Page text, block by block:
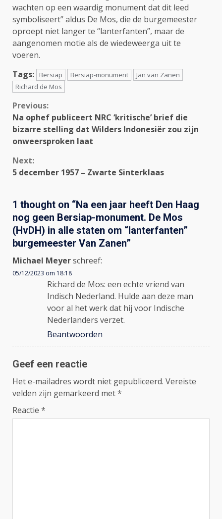
wachten op een waardig monument dat dit leed
symboliseert” aldus De Mos, die de burgemeester
oproept niet langer te “lanterfanten”, maar de
aangenomen motie als de wiedeweerga uit te
voeren.
Tags:
Bersiap Bersiap-monument
Jan van Zanen
Richard de Mos
Continue
Reading
Previous:
Na ophef publiceert NRC ‘kritische’ brief die
bizarre stelling dat Wilders Indonesiër zou zijn
onweersproken laat
Next:
5 december 1957 – Zwarte Sinterklaas
1 thought on “Na een jaar heeft Den Haag
nog geen Bersiap-monument. De Mos
(HvDH) in alle staten om “lanterfanten”
burgemeester Van Zanen”
Michael Meyerschreef:
05/12/2023 om 18:18
Richard de Mos: een echte vriend van
Indisch Nederland. Hulde aan deze man
voor al het werk dat hij voor Indische
Nederlanders verzet.
Beantwoorden
Geef een reactie
Het e-mailadres wordt niet gepubliceerd. Vereiste
velden zijn gemarkeerd met*
Reactie *